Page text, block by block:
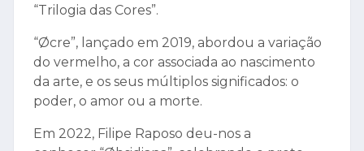
“Trilogia das Cores”.
“Øcre”, lançado em 2019, abordou a variação
do vermelho, a cor associada ao nascimento
da arte, e os seus múltiplos significados: o
poder, o amor ou a morte.
Em 2022, Filipe Raposo deu-nos a